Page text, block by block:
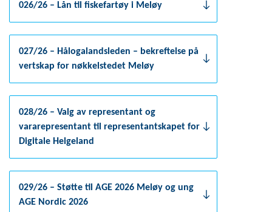
026/26 – Lån til fiskefartøy i Meløy
027/26 – Hålogalandsleden – bekreftelse på
vertskap for nøkkelstedet Meløy
028/26 – Valg av representant og
vararepresentant til representantskapet for
Digitale Helgeland
029/26 – Støtte til AGE 2026 Meløy og ung
AGE Nordic 2026